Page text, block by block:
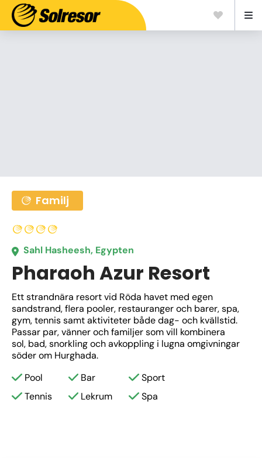
Familj
Sahl Hasheesh, Egypten
Pharaoh Azur Resort
Ett strandnära resort vid Röda havet med egen
sandstrand, flera pooler, restauranger och barer, spa,
gym, tennis samt aktiviteter både dag- och kvällstid.
Passar par, vänner och familjer som vill kombinera
sol, bad, snorkling och avkoppling i lugna omgivningar
söder om Hurghada.
Pool
Bar
Sport
Tennis
Lekrum Spa